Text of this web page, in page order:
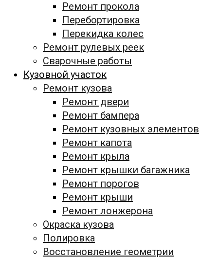
Ремонт прокола
Перебортировка
Перекидка колес
Ремонт рулевых реек
Сварочные работы
Кузовной участок
Ремонт кузова
Ремонт двери
Ремонт бампера
Ремонт кузовных элементов
Ремонт капота
Ремонт крыла
Ремонт крышки багажника
Ремонт порогов
Ремонт крыши
Ремонт лонжерона
Окраска кузова
Полировка
Восстановление геометрии